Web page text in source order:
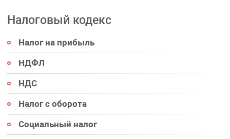
Налоговый кодекс
Налог на прибыль
НДФЛ
НДС
Налог с оборота
Социальный налог